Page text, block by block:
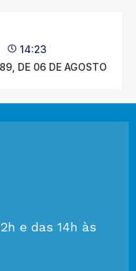
14:23
DE 06 DE AGOSTO
e das 14h às